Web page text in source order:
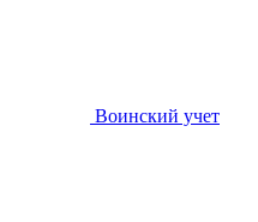
Воинский учет